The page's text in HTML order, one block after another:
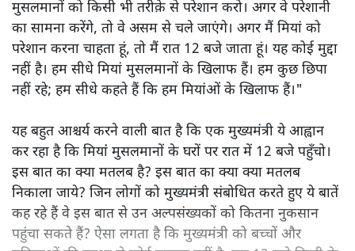
मुसलमानों को किसी भी तरीक़े से परेशान करो। अगर वे परेशानी
का सामना करेंगे, तो वे असम से चले जाएंगे। अगर मैं मियां को
परेशान करना चाहता हूं, तो मैं रात 12 बजे जाता हूं। यह कोई मुद्दा
नहीं है। हम सीधे मियां मुसलमानों के खिलाफ हैं। हम कुछ छिपा
नहीं रहे; हम सीधे कहते हैं कि हम मियांओं के खिलाफ हैं।"
यह बहुत आश्चर्य करने वाली बात है कि एक मुख्यमंत्री ये आह्वान
कर रहा है कि मियांं मुसलमानों के घरों पर रात में 12 बजे पहुँचो।
इस बात का क्या मतलब है? इस बात का क्या क्या मतलब
निकाला जाये? जिन लोगों को मुख्यमंत्री संबोधित करते हुए ये बातें
कह रहे हैं वे इस बात से उन अल्पसंख्यकों को कितना नुकसान
पहुंचा सकते हैं? ऐसा लगता है कि मुख्यमंत्री को बच्चों और